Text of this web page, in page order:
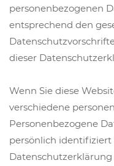
personenbezogenen
entsprechend den
dieser
Wenn Sie diese
verschiedene
Personenbezogene
persönlich